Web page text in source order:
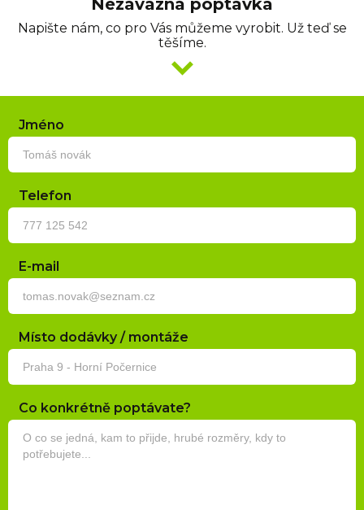
Nezávazná poptávka
Napište nám, co pro Vás můžeme vyrobit. Už teď se
těšíme.
Jméno
Telefon
E-mail
Místo dodávky / montáže
Co konkrétně poptávate?